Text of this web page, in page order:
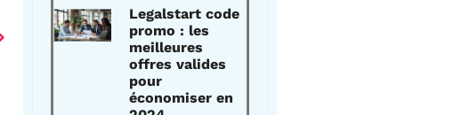
Legalstart code
promo : les
meilleures
offres valides
pour
économiser en